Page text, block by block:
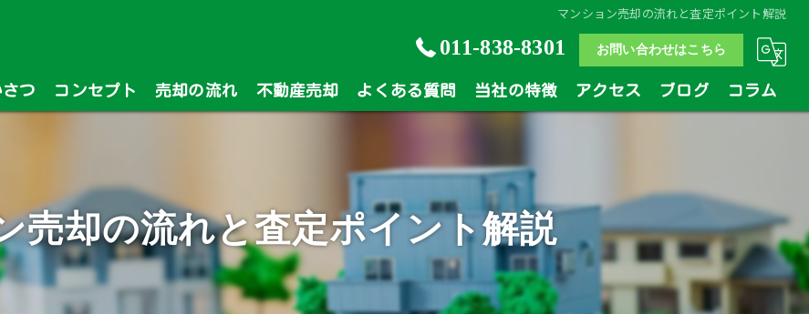
マンション売却の流れと査定ポイント解説
011-838-8301 お問い合わせはこちら
つ コンセプト 売却の流れ 不動産売却 よくある質問 当社の特徴
戸建
マンション
相続
アクセス ブログ コラム
売却の流れと査定ポイント解説